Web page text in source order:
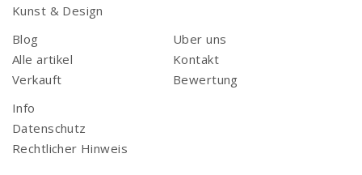
Kunst & Design
Blog
Alle artikel
Verkauft
Uber uns
Kontakt
Bewertung
Info
Datenschutz
Rechtlicher Hinweis